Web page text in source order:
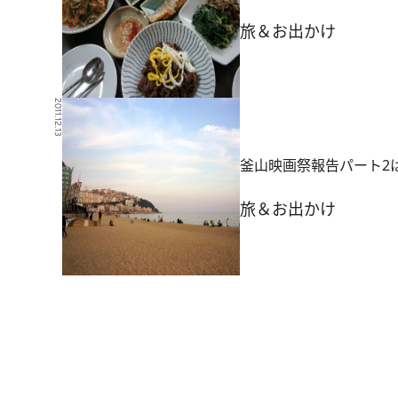
旅＆お出かけ
2011.12.13
釜山映画祭報告パート2
旅＆お出かけ